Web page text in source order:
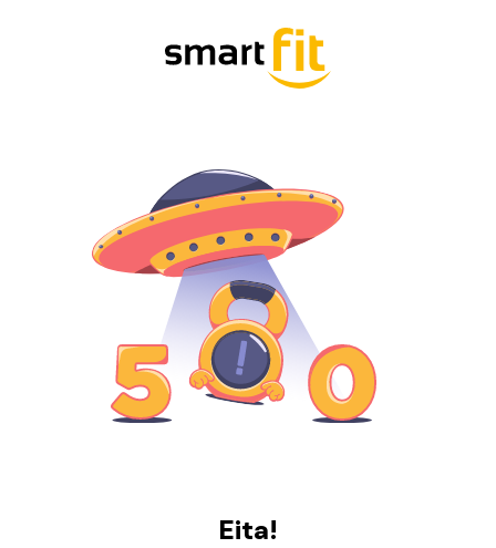
Eita!